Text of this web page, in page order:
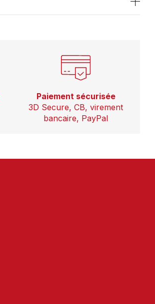
Paiement sécurisée
3D Secure, CB, virement
bancaire, PayPal